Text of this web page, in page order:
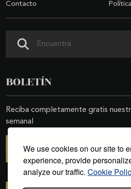
We use cookies on our site to
experience, provide
analyze our traffic. Cookie
Contacto
BOLETÍN
Reciba completamente gratis
semanal